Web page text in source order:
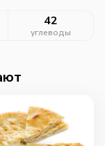
42
углеводы